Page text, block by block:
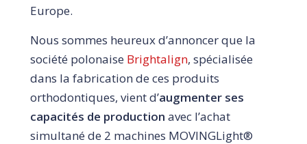
Europe.
Nous sommes heureux d’annoncer que la
société polonaise Brightalign, spécialisée
dans la fabrication de ces produits
orthodontiques, vient d’augmenter ses
capacités de production avec l’achat
simultané de 2 machines MOVINGLight®